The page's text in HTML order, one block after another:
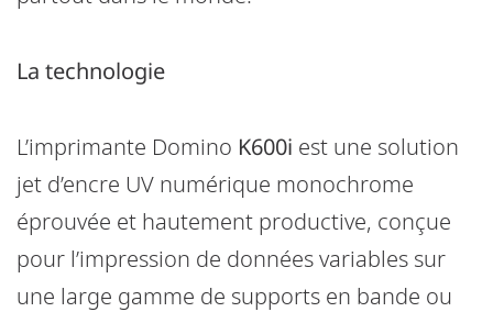
La technologie
L’imprimante Domino K600i est une solution
jet d’encre UV numérique monochrome
éprouvée et hautement productive, conçue
pour l’impression de données variables sur
une large gamme de supports en bande ou